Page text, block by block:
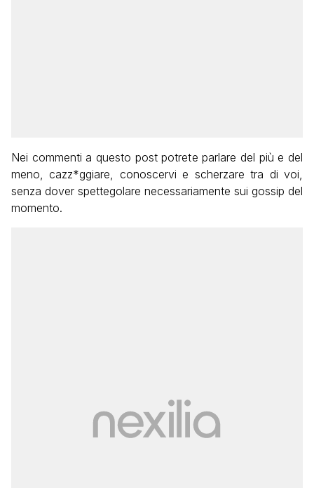
Nei commenti a questo post potrete parlare del più e del
meno, cazz*ggiare, conoscervi e scherzare tra di voi,
senza dover spettegolare necessariamente sui gossip del
momento.